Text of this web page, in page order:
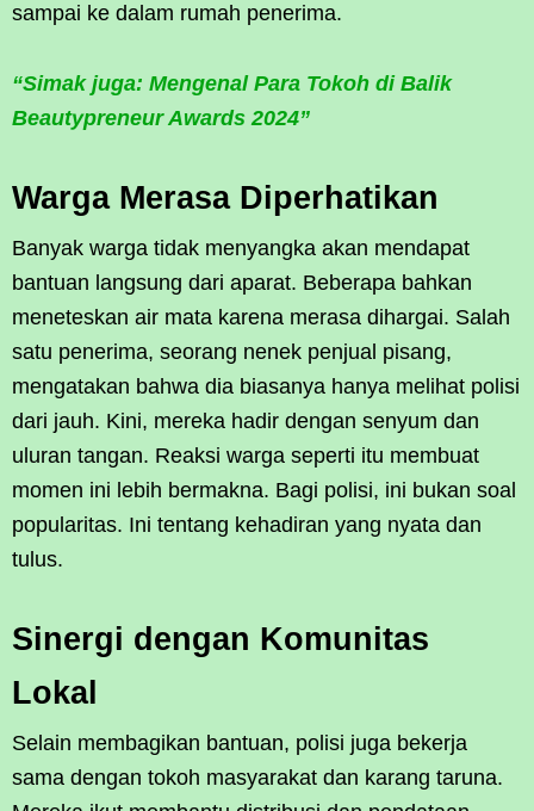
sampai ke dalam rumah penerima.
“Simak juga: Mengenal Para Tokoh di Balik
Beautypreneur Awards 2024”
Warga Merasa Diperhatikan
Banyak warga tidak menyangka akan mendapat
bantuan langsung dari aparat. Beberapa bahkan
meneteskan air mata karena merasa dihargai. Salah
satu penerima, seorang nenek penjual pisang,
mengatakan bahwa dia biasanya hanya melihat polisi
dari jauh. Kini, mereka hadir dengan senyum dan
uluran tangan. Reaksi warga seperti itu membuat
momen ini lebih bermakna. Bagi polisi, ini bukan soal
popularitas. Ini tentang kehadiran yang nyata dan
tulus.
Sinergi dengan Komunitas
Lokal
Selain membagikan bantuan, polisi juga bekerja
sama dengan tokoh masyarakat dan karang taruna.